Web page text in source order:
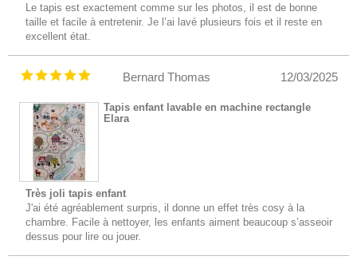
Le tapis est exactement comme sur les photos, il est de bonne
taille et facile à entretenir. Je l’ai lavé plusieurs fois et il reste en
excellent état.
12/03/2025
Bernard Thomas
Tapis enfant lavable en machine rectangle
Elara
Très joli tapis enfant
J'ai été agréablement surpris, il donne un effet très cosy à la
chambre. Facile à nettoyer, les enfants aiment beaucoup s’asseoir
dessus pour lire ou jouer.